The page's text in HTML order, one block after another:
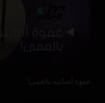
غفوة أصابته بالعمى!